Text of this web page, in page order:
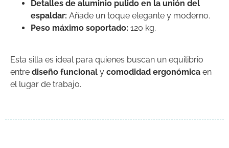
Detalles de aluminio pulido en la unión del
espaldar: Añade un toque elegante y moderno.
Peso máximo soportado: 120 kg.
Esta silla es ideal para quienes buscan un equilibrio
entre diseño funcional y comodidad ergonómica en
el lugar de trabajo.